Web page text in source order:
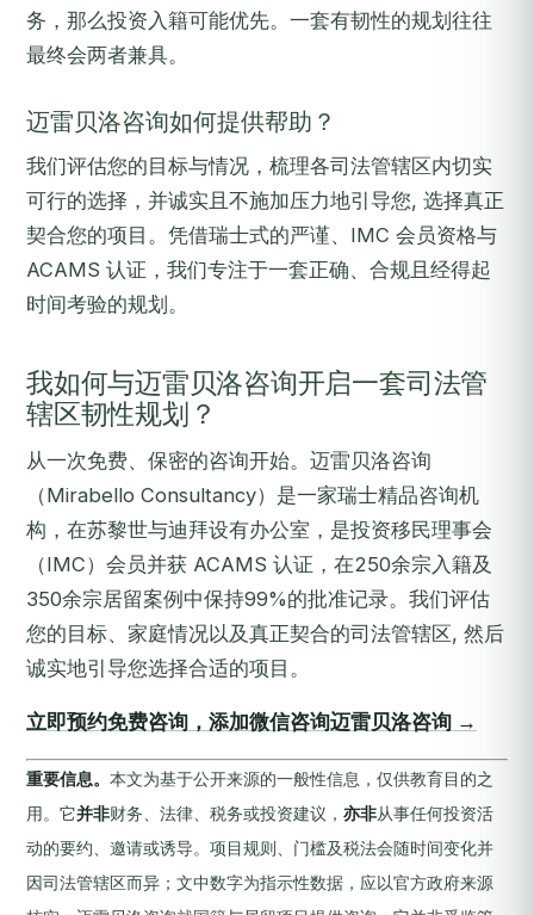
务，那么投资入籍可能优先。一套有韧性的规划往往
最终会两者兼具。
迈雷贝洛咨询如何提供帮助？
我们评估您的目标与情况，梳理各司法管辖区内切实
可行的选择，并诚实且不施加压力地引导您, 选择真正
契合您的项目。凭借瑞士式的严谨、IMC 会员资格与
ACAMS 认证，我们专注于一套正确、合规且经得起
时间考验的规划。
我如何与迈雷贝洛咨询开启一套司法管
辖区韧性规划？
从一次免费、保密的咨询开始。迈雷贝洛咨询
（Mirabello Consultancy）是一家瑞士精品咨询机
构，在苏黎世与迪拜设有办公室，是投资移民理事会
（IMC）会员并获 ACAMS 认证，在250余宗入籍及
350余宗居留案例中保持99%的批准记录。我们评估
您的目标、家庭情况以及真正契合的司法管辖区, 然后
诚实地引导您选择合适的项目。
立即预约免费咨询，添加微信咨询迈雷贝洛咨询 →
重要信息。 本文为基于公开来源的一般性信息，仅供教育目的之
用。它并非财务、法律、税务或投资建议， 亦非从事任何投资活
动的要约、邀请或诱导。项目规则、门槛及税法会随时间变化并
因司法管辖区而异；文中数字为指示性数据，应以官方政府来源